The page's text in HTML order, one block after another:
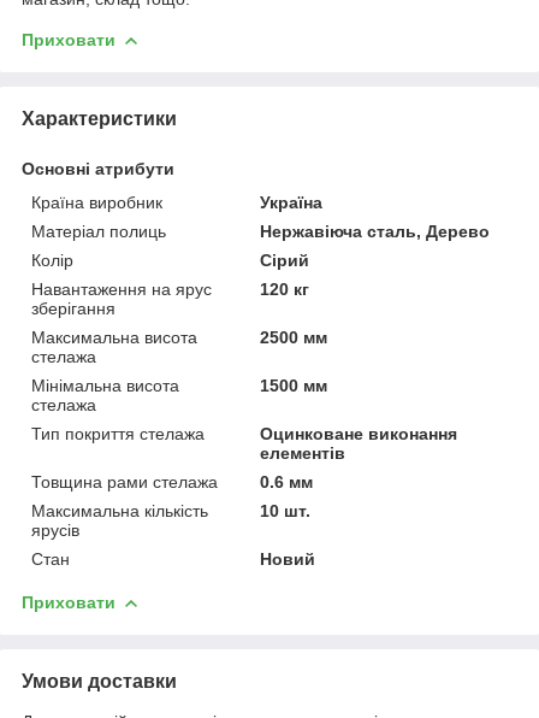
Приховати
Характеристики
Основні атрибути
Країна виробник
Україна
Матеріал полиць
Нержавіюча сталь, Дерево
Колір
Сірий
Навантаження на ярус
зберігання
120 кг
Максимальна висота
стелажа
2500 мм
Мінімальна висота
стелажа
1500 мм
Тип покриття стелажа
Оцинковане виконання
елементів
Товщина рами стелажа
0.6 мм
Максимальна кількість
ярусів
10 шт.
Стан Новий
Приховати
Умови доставки